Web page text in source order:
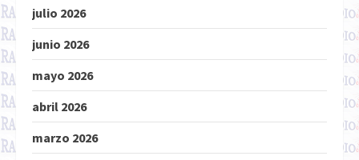
julio 2026
junio 2026
mayo 2026
abril 2026
marzo 2026